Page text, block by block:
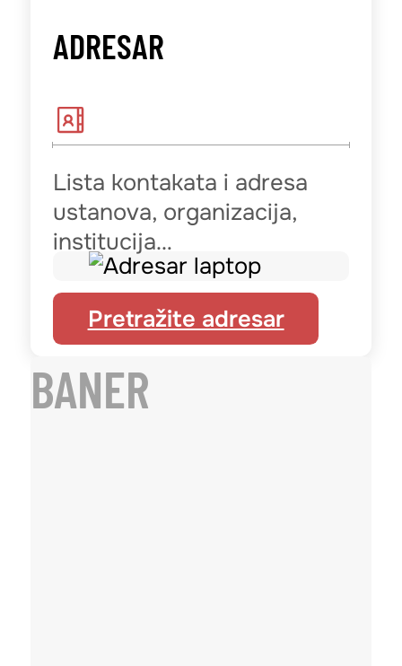
ADRESAR
Lista kontakata i adresa
ustanova, organizacija,
institucija…
Pretražite adresar
BANER